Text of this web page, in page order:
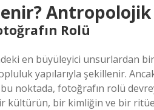
Antropolojik
Rolü
en büyüleyici unsurlardan
yapılarıyla şekillenir.
noktada, fotoğrafın rolü
kültürün, bir kimliğin ve bir